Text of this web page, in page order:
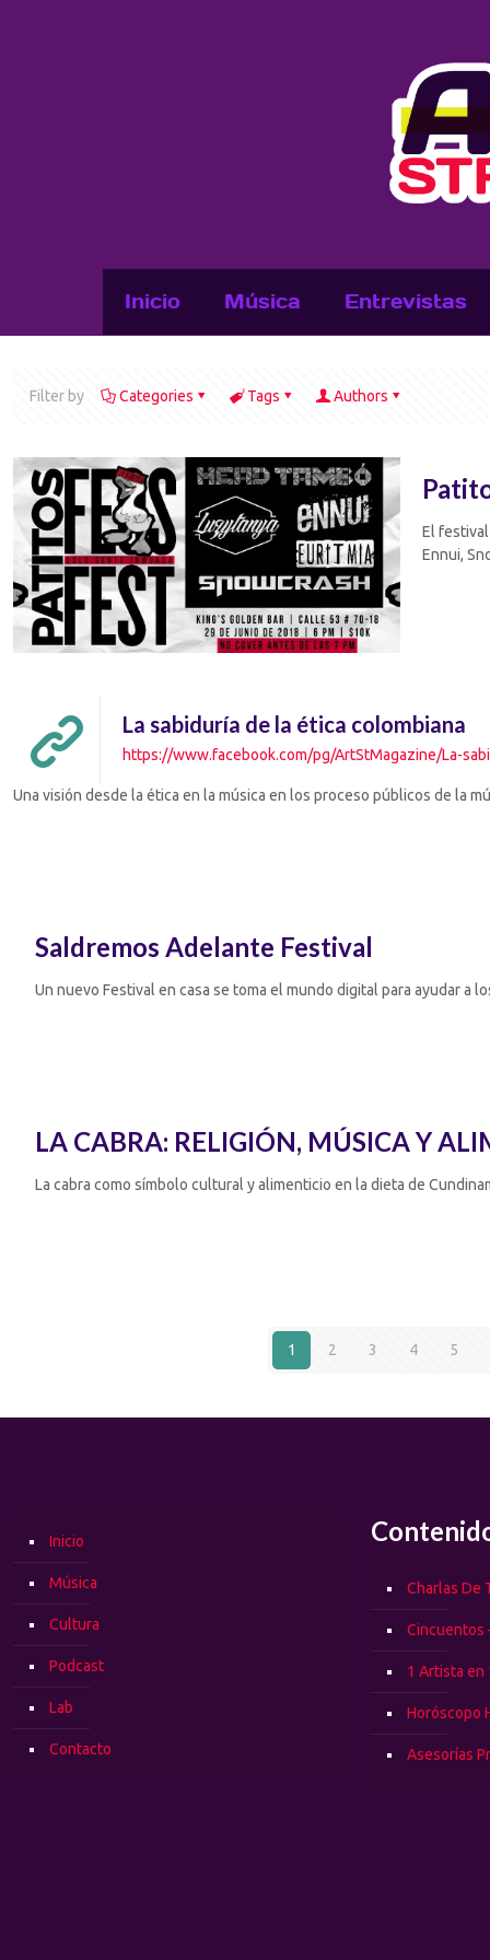
Inicio Música Entrevistas
Filter by Categories Tags Authors
El
Ennui,
La sabiduría de la ética colombiana
https://www.facebook.com/pg/ArtStMagazine/La-
Una visión desde la ética en la música en los proceso públicos de la
Saldremos Adelante Festival
Un nuevo Festival en casa se toma el mundo digital para ayudar a
LA CABRA: RELIGIÓN, MÚSICA Y
La cabra como símbolo cultural y alimenticio en la dieta de
1 2 3 4 5
Inicio
Música
Cultura
Podcast
Lab
Contacto
Charlas De
Cincuentos
1 Artista en
Horóscopo
Asesorías